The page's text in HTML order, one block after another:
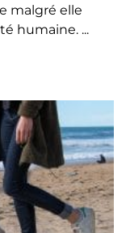
malgré elle
humaine. ...